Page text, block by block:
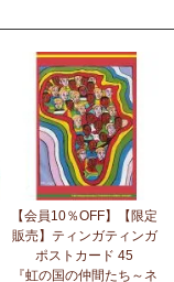
【会員10％OFF】【限定
販売】ティンガティンガ
ポストカード 45
『虹の国の仲間たち～ネ